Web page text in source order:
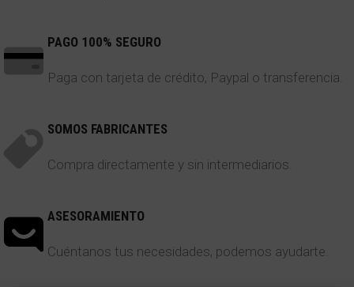
PAGO 100% SEGURO
Paga con tarjeta de crédito, Paypal o transferencia.
SOMOS FABRICANTES
Compra directamente y sin intermediarios.
ASESORAMIENTO
Cuéntanos tus necesidades, podemos ayudarte.